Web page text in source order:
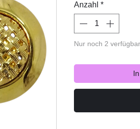
Anzahl *
Nur noch 2 verfügbar